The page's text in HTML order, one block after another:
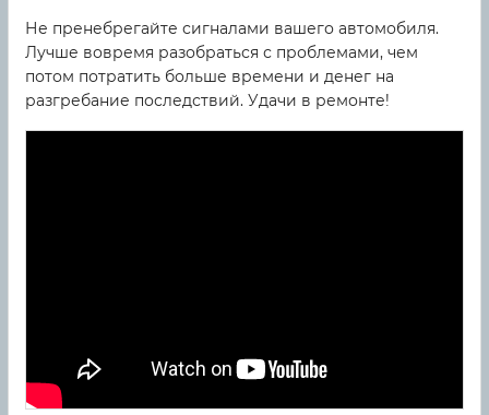
Не пренебрегайте сигналами вашего автомобиля.
Лучше вовремя разобраться с проблемами, чем
потом потратить больше времени и денег на
разгребание последствий. Удачи в ремонте!